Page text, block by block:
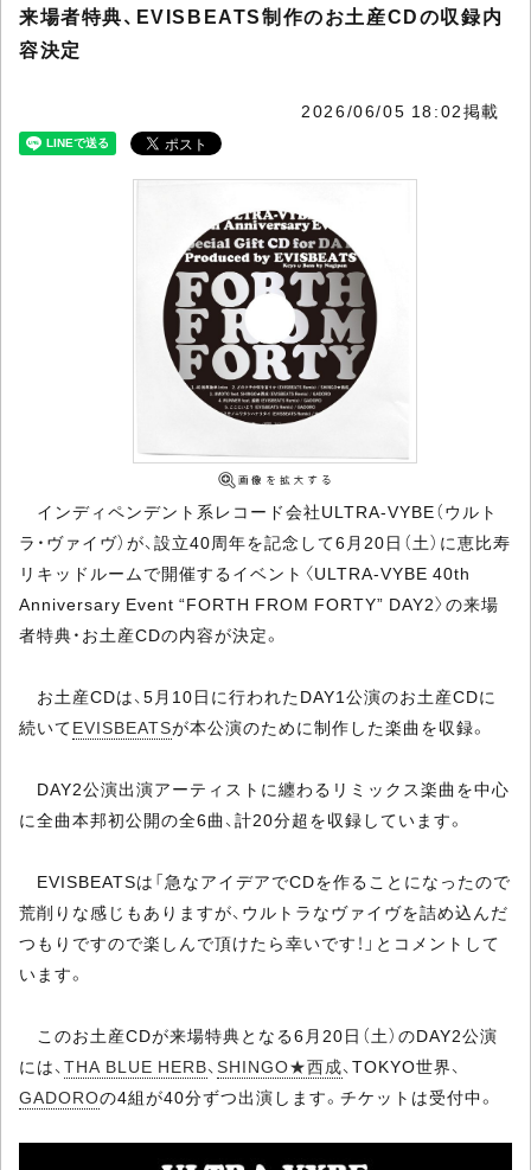
来場者特典、EVISBEATS制作のお土産CDの収録内
容決定
2026/06/05 18:02掲載
インディペンデント系レコード会社ULTRA-VYBE（ウルト
ラ・ヴァイヴ）が、設立40周年を記念して6月20日（土）に恵比寿
リキッドルームで開催するイベント〈ULTRA-VYBE 40th
Anniversary Event “FORTH FROM FORTY” DAY2〉の来場
者特典・お土産CDの内容が決定。
お土産CDは、5月10日に行われたDAY1公演のお土産CDに
続いてEVISBEATSが本公演のために制作した楽曲を収録。
DAY2公演出演アーティストに纏わるリミックス楽曲を中心
に全曲本邦初公開の全6曲、計20分超を収録しています。
EVISBEATSは「急なアイデアでCDを作ることになったので
荒削りな感じもありますが、ウルトラなヴァイヴを詰め込んだ
つもりですので楽しんで頂けたら幸いです！」とコメントして
います。
このお土産CDが来場特典となる6月20日（土）のDAY2公演
には、 THA BLUE HERB、 SHINGO★西成、TOKYO世界、
GADOROの4組が40分ずつ出演します。チケットは受付中。